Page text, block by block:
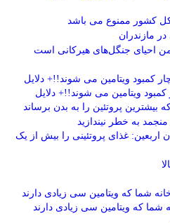
کمبود ویتامین می شوند!!+ دلایل
شما که ویتامین سی زیادی دارند